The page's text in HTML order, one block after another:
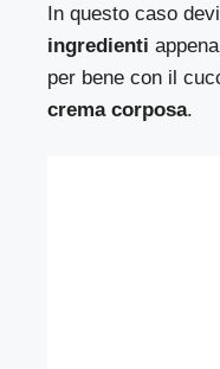
In questo caso devi
ingredienti
per bene con il
crema corposa.